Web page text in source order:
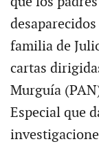
familia de
cartas
Murguía
Especial que